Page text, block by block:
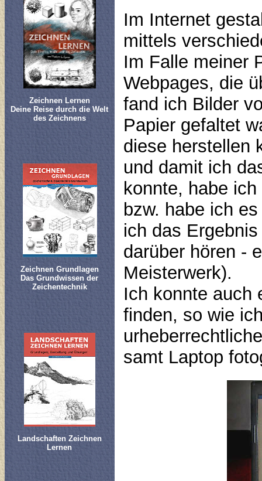
Zeichnen Lernen
Deine Reise durch die Welt
des Zeichnens
Zeichnen Grundlagen
Das Grundwissen der
Zeichentechnik
Landschaften Zeichnen
Lernen
Im Internet
mittels
Im Falle meiner
Webpages, die
fand ich Bilder
Papier gefaltet
diese herstellen
und damit ich
konnte, habe
bzw. habe ich
ich das
darüber hören -
Meisterwerk).
Ich konnte auch
finden, so wie
samt Laptop